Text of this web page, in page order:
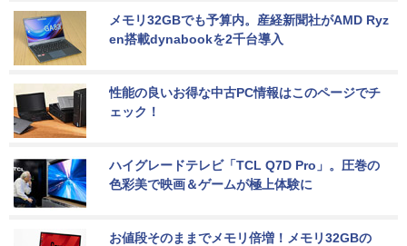
メモリ32GBでも予算内。産経新聞社がAMD Ryz
en搭載dynabookを2千台導入
性能の良いお得な中古PC情報はこのページでチ
ェック！
ハイグレードテレビ「TCL Q7D Pro」。圧巻の
色彩美で映画＆ゲームが極上体験に
お値段そのままでメモリ倍増！メモリ32GBの